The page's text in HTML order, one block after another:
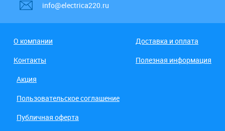
info@electrica220.ru
О компании
Доставка и оплата
Контакты
Полезная информация
Акция
Пользовательское соглашение
Публичная оферта